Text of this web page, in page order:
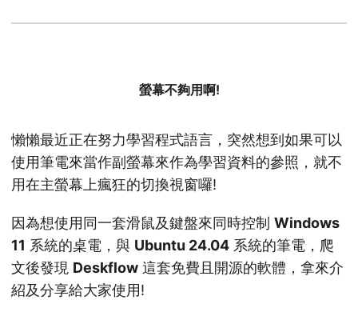
螢幕不夠用啊!
懶懶最近正在努力學習程式語言，突然想到如果可以
使用筆電來當作副螢幕來作為學習資料的參照，就不
用在主螢幕上瘋狂的切換視窗囉!
因為想使用同一套滑鼠及鍵盤來同時控制 Windows
11 系統的桌電，與 Ubuntu 24.04 系統的筆電，爬
文後發現 Deskflow 這套免費且開源的軟體，拿來介
紹及分享給大家使用!